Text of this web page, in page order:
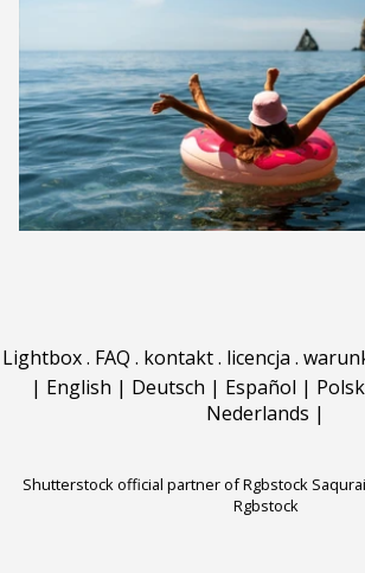
Lightbox. FAQ . kontakt. licencja .
| English | Deutsch | Español |
Nederlands |
Shutterstock official partner of Rgbstock
Rgbstock